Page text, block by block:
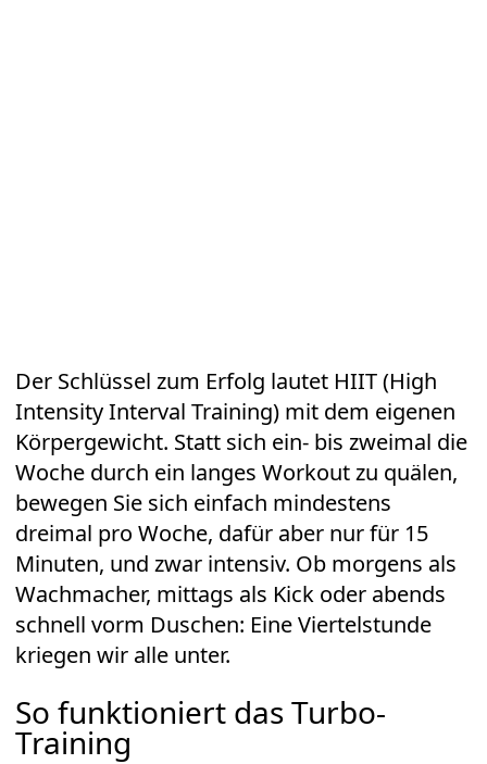
Der Schlüssel zum Erfolg lautet HIIT (High
Intensity Interval Training) mit dem eigenen
Körpergewicht. Statt sich ein- bis zweimal die
Woche durch ein langes Workoutzu quälen,
bewegen Sie sich einfach mindestens
dreimal pro Woche, dafür aber nur für 15
Minuten, und zwar intensiv. Ob morgens als
Wachmacher, mittags als Kick oder abends
schnell vorm Duschen: Eine Viertelstunde
kriegen wir alle unter.
So funktioniert das Turbo-
Training